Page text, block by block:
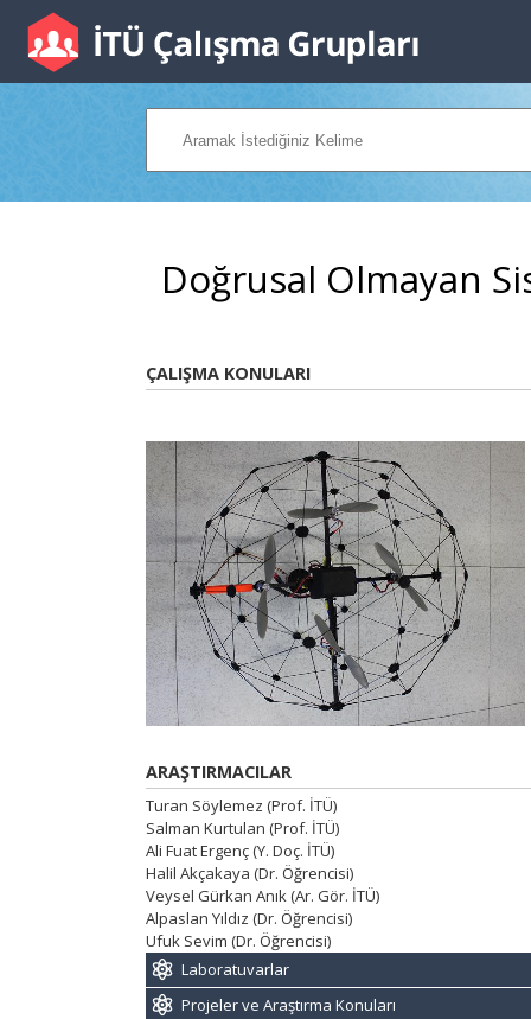
Doğrusal Olmayan
ÇALIŞMA KONULARI
ARAŞTIRMACILAR
Turan Söylemez (Prof. İTÜ)
Salman Kurtulan (Prof. İTÜ)
Ali Fuat Ergenç (Y. Doç. İTÜ)
Halil Akçakaya (Dr. Öğrencisi)
Veysel Gürkan Anık (Ar. Gör. İTÜ)
Alpaslan Yıldız (Dr. Öğrencisi)
Ufuk Sevim (Dr. Öğrencisi)
Laboratuvarlar
Projeler ve Araştırma Konuları